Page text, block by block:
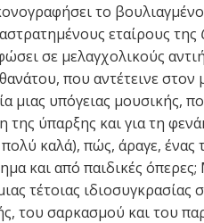
το
εταίρους της
σε μελαγχολικούς
που αντέτεινε
μιας υπόγειας μουσικής,
της ύπαρξης και για τη
καλά), πώς, άραγε, ένας
και από παιδικές
τέτοιας
του σαρκασμού και του